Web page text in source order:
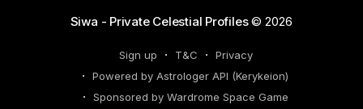
Siwa - Private Celestial Profiles© 2026
Sign up T&C
Privacy
Powered by Astrologer API (Kerykeion)
Sponsored by Wardrome Space Game